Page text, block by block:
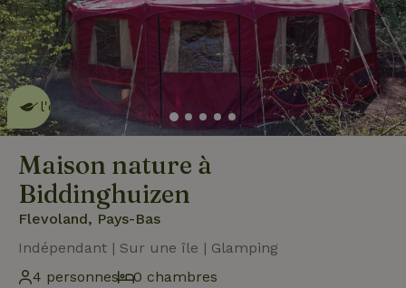
Cette Maison Nature fait de
l'effeten savoir plus
Maison nature à
Biddinghuizen
Flevoland, Pays-Bas
Indépendant | Sur une île | Glamping
4 personnes
0 chambres